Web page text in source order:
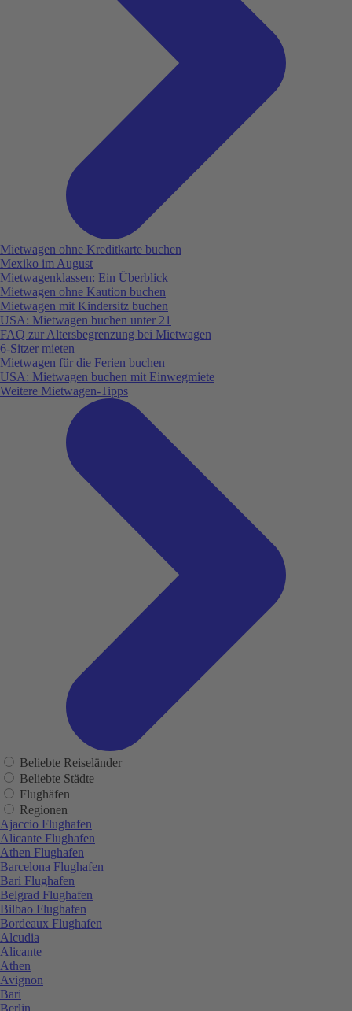
Mietwagen ohne Kreditkarte buchen
Mexiko im August
Mietwagenklassen: Ein Überblick
Mietwagen ohne Kaution buchen
Mietwagen mit Kindersitz buchen
USA: Mietwagen buchen unter 21
FAQ zur Altersbegrenzung bei Mietwagen
6-Sitzer mieten
Mietwagen für die Ferien buchen
USA: Mietwagen buchen mit Einwegmiete
Weitere Mietwagen-Tipps
Beliebte Reiseländer
Beliebte Städte
Flughäfen
Regionen
Ajaccio Flughafen
Alicante Flughafen
Athen Flughafen
Barcelona Flughafen
Bari Flughafen
Belgrad Flughafen
Bilbao Flughafen
Bordeaux Flughafen
Alcudia
Alicante
Athen
Avignon
Bari
Berlin